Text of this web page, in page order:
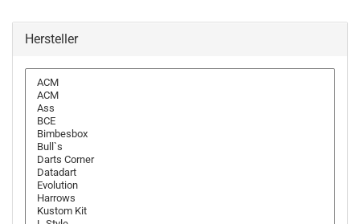
Hersteller